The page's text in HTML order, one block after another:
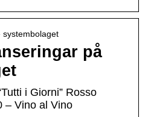
systembolaget
på
i Giorni” Rosso
– Vino al Vino